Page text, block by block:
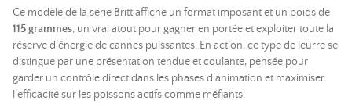
Ce modèle de la série Britt affiche un format imposant et un poids de
115 grammes, un vrai atout pour gagner en portée et exploiter toute la
réserve d’énergie de cannes puissantes. En action, ce type de leurre se
distingue par une présentation tendue et coulante, pensée pour
garder un contrôle direct dans les phases d’animation et maximiser
l’efficacité sur les poissons actifs comme méfiants.